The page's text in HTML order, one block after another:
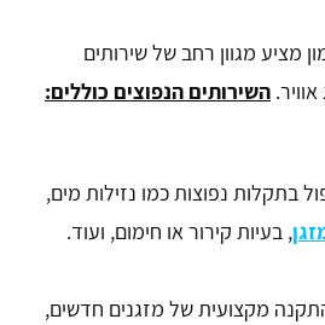
מציע מגוון רחב של שירותים
השירותים הנפוצים כוללים:
בתקלות נפוצות כמו נזילות מים,
, בעיות קירור או חימום, ועוד.
מקצועית של מזגנים חדשים,